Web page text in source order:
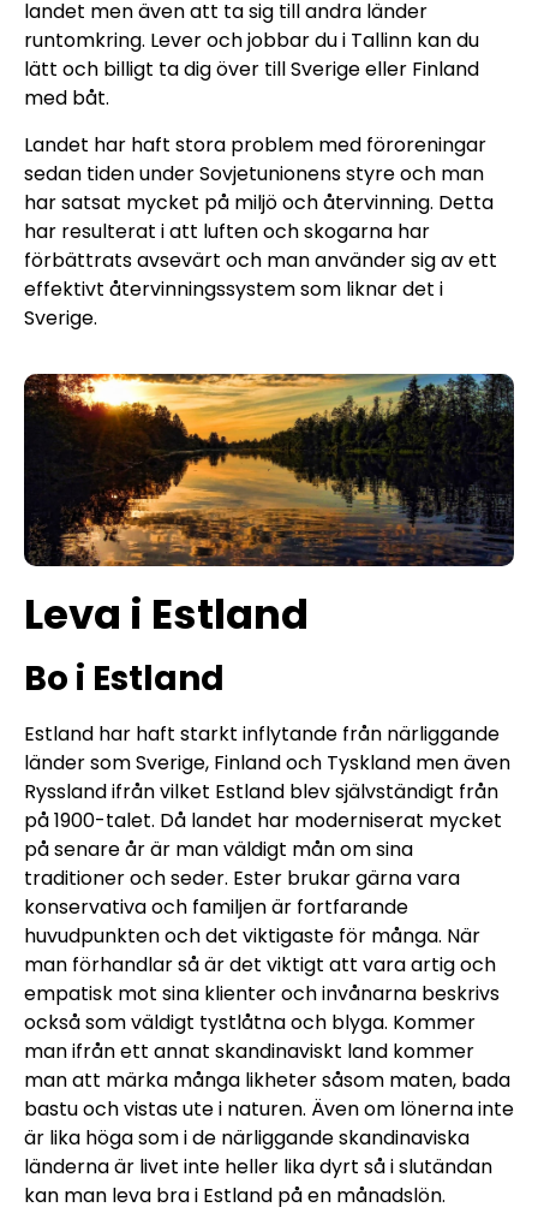
landet men även att ta sig till andra länder
runtomkring. Lever och jobbar du i Tallinn kan du
lätt och billigt ta dig över till Sverige eller Finland
med båt.
Landet har haft stora problem med föroreningar
sedan tiden under Sovjetunionens styre och man
har satsat mycket på miljö och återvinning. Detta
har resulterat i att luften och skogarna har
förbättrats avsevärt och man använder sig av ett
effektivt återvinningssystem som liknar det i
Sverige.
Leva i Estland
Bo i Estland
Estland har haft starkt inflytande från närliggande
länder som Sverige, Finland och Tyskland men även
Ryssland ifrån vilket Estland blev självständigt från
på 1900-talet. Då landet har moderniserat mycket
på senare år är man väldigt mån om sina
traditioner och seder. Ester brukar gärna vara
konservativa och familjen är fortfarande
huvudpunkten och det viktigaste för många. När
man förhandlar så är det viktigt att vara artig och
empatisk mot sina klienter och invånarna beskrivs
också som väldigt tystlåtna och blyga. Kommer
man ifrån ett annat skandinaviskt land kommer
man att märka många likheter såsom maten, bada
bastu och vistas ute i naturen. Även om lönerna inte
är lika höga som i de närliggande skandinaviska
länderna är livet inte heller lika dyrt så i slutändan
kan man leva bra i Estland på en månadslön.